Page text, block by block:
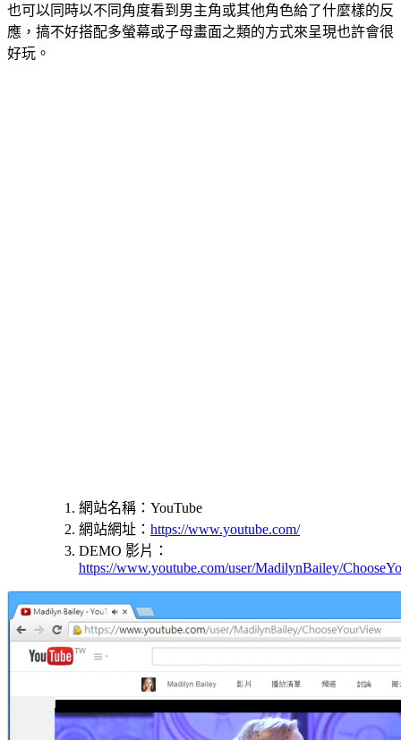
也可以同時以不同角度看到男主角或其他角色給了什麼樣的反
應，搞不好搭配多螢幕或子母畫面之類的方式來呈現也許會很
好玩。
網站名稱：YouTube
網站網址： https://www.youtube.com/
DEMO 影片：
https://www.youtube.com/user/MadilynBailey/